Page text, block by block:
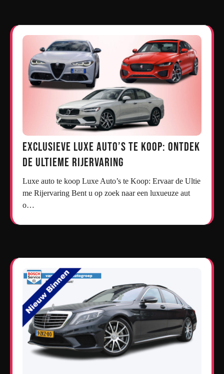
Exclusieve Luxe Auto’s te Koop: Ontdek
de Ultieme Rijervaring
Luxe auto te koop Luxe Auto’s te Koop: Ervaar de Ultie
me Rijervaring Bent u op zoek naar een luxueuze aut
o…